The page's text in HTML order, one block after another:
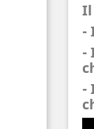
Il
-
-
-